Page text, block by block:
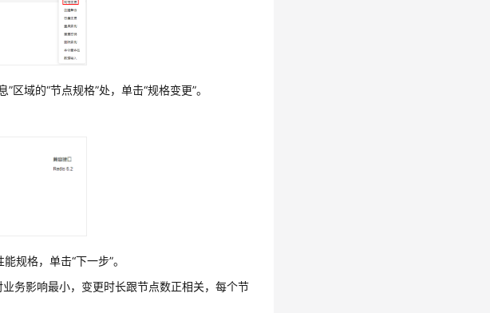
区域的“节点规格”处，单击“规格变更”。
能规格，单击“下一步”。
务影响最小，变更时长跟节点数正相关，每个节